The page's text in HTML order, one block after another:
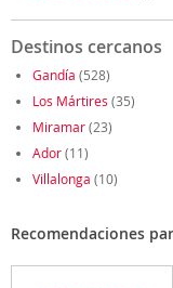
Destinos cercanos
Gandía (528)
Los Mártires (35)
Miramar(23)
Ador(11)
Villalonga (10)
Recomendaciones